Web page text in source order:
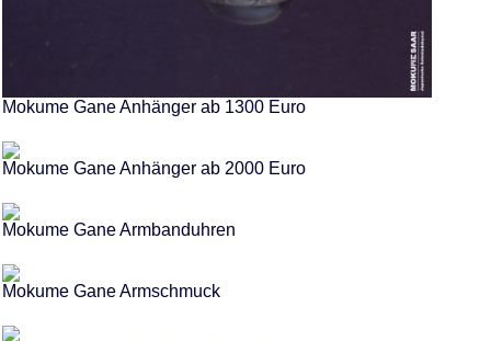
Mokume Gane Anhänger ab 1300 Euro
Mokume Gane Anhänger ab 2000 Euro
Mokume Gane Armbanduhren
Mokume Gane Armschmuck